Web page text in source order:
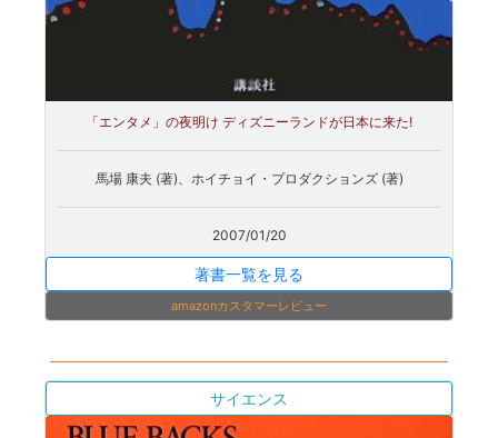
「エンタメ」の夜明け ディズニーランドが日本に来た!
馬場 康夫 (著)、ホイチョイ・プロダクションズ (著)
2007/01/20
著書一覧を見る
amazonカスタマーレビュー
サイエンス